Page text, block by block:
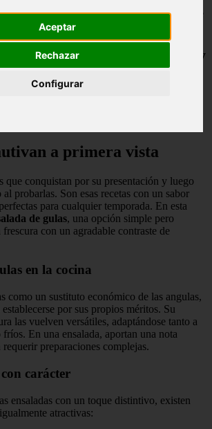
Aceptar
Rechazar
Configurar
de gulas. Receta fresca, rápida y con ese
apetece
Receta fresca, rápida y
marino que siempre
a primera vista
que conquistan por su presentación y luego
probarlas. Son esas recetas con un sabor
para cualquier temporada. En esta
de gulas, una opción simple pero
con un agradable contraste de
en la cocina
como un sustituto económico de las angulas,
por sus propios méritos. Su
las vuelven versátiles, adaptándose tanto a
En una ensalada, aportan una nota
preparaciones complejas.
carácter
ensaladas con un toque distintivo, existen
atractivas: